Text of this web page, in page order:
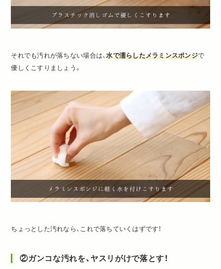
それでも汚れが落ちない場合は、水で濡らしたメラミンスポンジで
優しくこすりましょう。
ちょっとした汚れなら、これで落ちていくはずです！
②ガンコな汚れを、ヤスリがけで落とす！